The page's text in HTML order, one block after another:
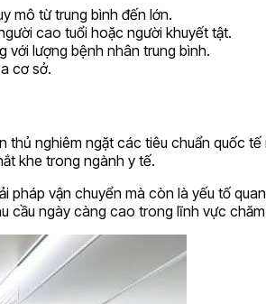
mô từ trung bình đến lớn.
cao tuổi hoặc người khuyết tật.
với lượng bệnh nhân trung bình.
cơ sở.
nghiêm ngặt các tiêu chuẩn quốc
khe trong ngành y tế.
vận chuyển mà còn là yếu tố
cầu ngày càng cao trong lĩnh vực